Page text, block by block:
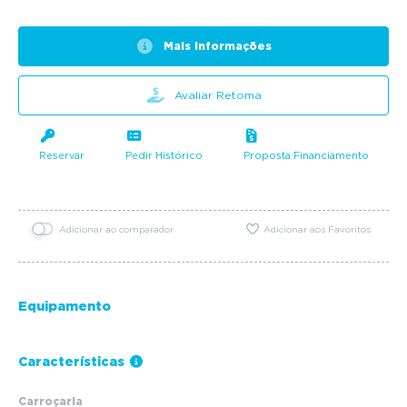
Mais informações
Avaliar Retoma
Reservar Pedir Histórico Proposta Financiamento
Adicionar ao comparador Adicionar aos Favoritos
Equipamento
Características
Carroçaria